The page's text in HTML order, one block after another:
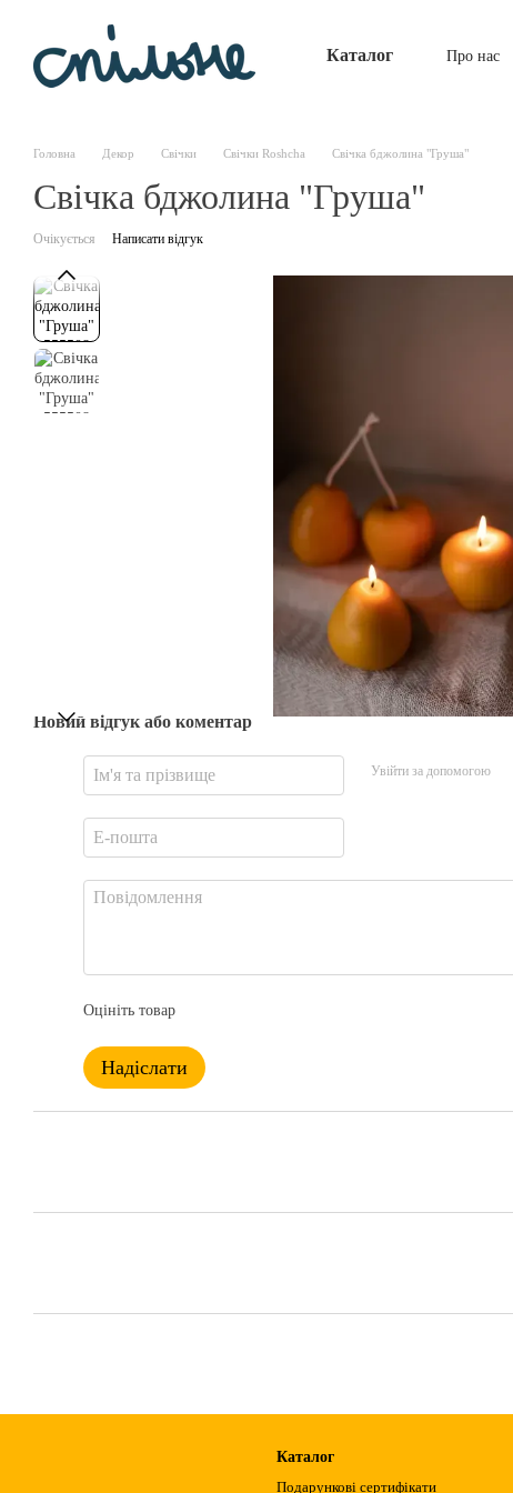
Каталог Про нас
Головна Декор Свічки Свічки Roshcha Свічка бджолина "Груша"
Свічка бджолина "Груша"
Очікується Написати відгук
Новий відгук або коментар
Увійти за допомогою
Оцініть товар
Надіслати
Каталог
Подарункові сертифікати